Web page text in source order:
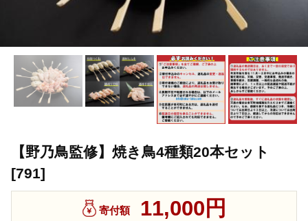
【野乃鳥監修】焼き鳥4種類20本セット
[791]
寄付額 11,000円